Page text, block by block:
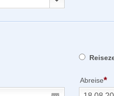
Abreise*